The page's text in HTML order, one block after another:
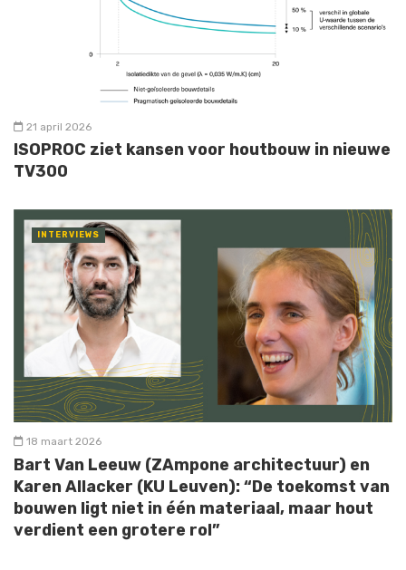
21 april 2026
ISOPROC ziet kansen voor houtbouw in nieuwe
TV300
INTERVIEWS
18 maart 2026
Bart Van Leeuw (ZAmpone architectuur) en
Karen Allacker (KU Leuven): “De toekomst van
bouwen ligt niet in één materiaal, maar hout
verdient een grotere rol”